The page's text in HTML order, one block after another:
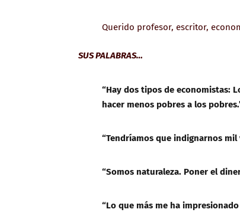
Querido profesor, escritor,
SUS PALABRAS…
“Hay dos tipos de economistas:
hacer menos pobres a los
“Tendríamos que indignarnos mil
“Somos naturaleza. Poner el
“Lo que más me ha